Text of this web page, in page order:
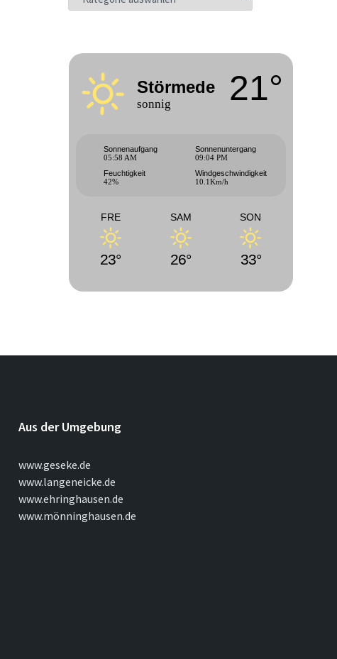
Störmede
sonnig 21°
Sonnenaufgang
05:58 AM
Sonnenuntergang
09:04 PM
Feuchtigkeit
42%
Windgeschwindigkeit
10.1Km/h
FRE
23°
SAM
26°
SON
33°
Aus der Umgebung
www.geseke.de
www.langeneicke.de
www.ehringhausen.de
www.mönninghausen.de